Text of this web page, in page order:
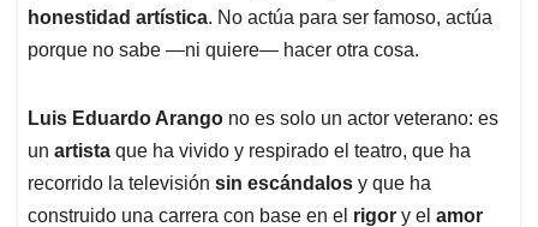
honestidad artística. No actúa para ser famoso, actúa
porque no sabe —ni quiere— hacer otra cosa.
Luis Eduardo Arango no es solo un actor veterano: es
un artista que ha vivido y respirado el teatro, que ha
recorrido la televisión sin escándalos y que ha
construido una carrera con base en el rigor y el amor